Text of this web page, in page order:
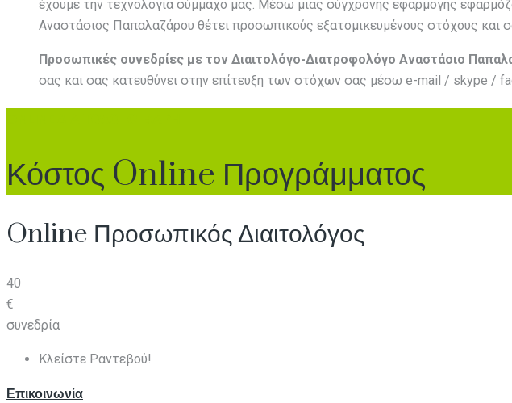
έχουμε την τεχνολογία σύμμαχο μας. Μέσω μιας σύγχρονης εφαρμογής
Αναστάσιος Παπαλαζάρου θέτει προσωπικούς εξατομικευμένους στόχους
Προσωπικές συνεδρίες με τον Διαιτολόγο-Διατροφολόγο Αναστάσιο
σας και σας κατευθύνει στην επίτευξη των στόχων σας μέσω e-mail / skype /
Κόστος Online Προγράμματος
Online Προσωπικός Διαιτολόγος
40
€
συνεδρία
Κλείστε Ραντεβού!
Επικοινωνία